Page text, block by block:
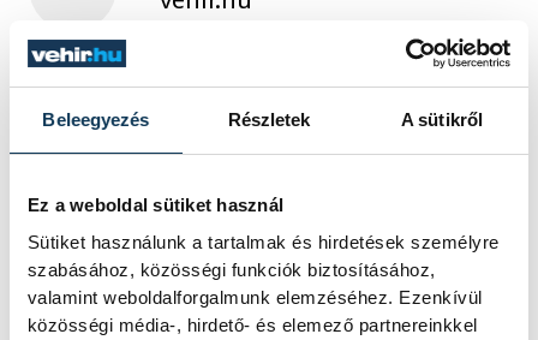
Beleegyezés Részletek A sütikről
Ez a weboldal sütiket használ
Sütiket használunk a tartalmak és hirdetések személyre
szabásához, közösségi funkciók biztosításához,
valamint weboldalforgalmunk elemzéséhez. Ezenkívül
közösségi média-, hirdető- és elemező partnereinkkel